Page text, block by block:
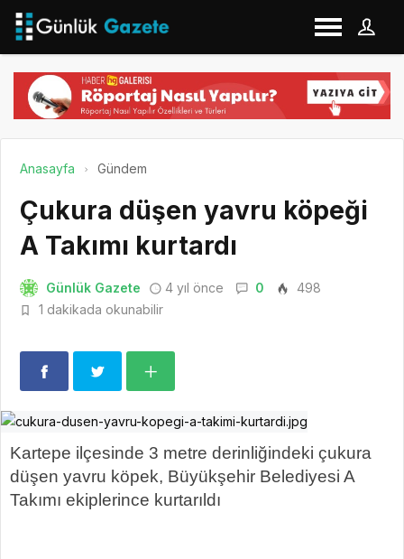
Anasayfa Gündem
Çukura düşen yavru köpeği
A Takımı kurtardı
Günlük Gazete 4 yıl önce 0
498
1 dakikada okunabilir
Kartepe ilçesinde 3 metre derinliğindeki çukura
düşen yavru köpek, Büyükşehir Belediyesi A
Takımı ekiplerince kurtarıldı